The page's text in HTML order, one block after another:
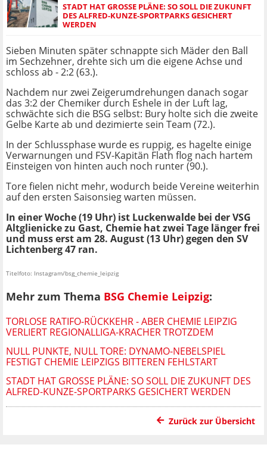
STADT HAT GROSSE PLÄNE: SO SOLL DIE ZUKUNFT D
ES ALFRED-KUNZE-SPORTPARKS GESICHERT W
ERDEN
Sieben Minuten später schnappte sich Mäder den Ball
im Sechzehner, drehte sich um die eigene Achse und
schloss ab - 2:2 (63.).
Nachdem nur zwei Zeigerumdrehungen danach sogar
das 3:2 der Chemiker durch Eshele in der Luft lag,
schwächte sich die BSG selbst: Bury holte sich die zweite
Gelbe Karte ab und dezimierte sein Team (72.).
In der Schlussphase wurde es ruppig, es hagelte einige
Verwarnungen und FSV-Kapitän Flath flog nach hartem
Einsteigen von hinten auch noch runter (90.).
Tore fielen nicht mehr, wodurch beide Vereine weiterhin
auf den ersten Saisonsieg warten müssen.
In einer Woche (19 Uhr) ist Luckenwalde bei der VSG
Altglienicke zu Gast, Chemie hat zwei Tage länger frei
und muss erst am 28. August (13 Uhr) gegen den SV
Lichtenberg 47 ran.
Titelfoto: Instagram/bsg_chemie_leipzig
Mehr zum Thema BSG Chemie Leipzig:
TORLOSE RATIFO-RÜCKKEHR - ABER CHEMIE LEIPZIG
VERLIERT REGIONALLIGA-KRACHER TROTZDEM
NULL PUNKTE, NULL TORE: DYNAMO-NEBELSPIEL
FESTIGT CHEMIE LEIPZIGS BITTEREN FEHLSTART
STADT HAT GROSSE PLÄNE: SO SOLL DIE ZUKUNFT DES A
LFRED-KUNZE-SPORTPARKS GESICHERT WERDEN
Zurück zur Übersicht